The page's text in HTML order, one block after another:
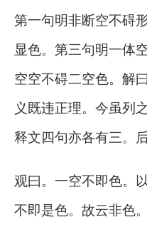
第一句明非断空不碍
显色。第三句明一体
空空不碍二空色。解
义既违正理。今虽列
释文四句亦各有三。
观曰。一空不即色。
不即是色。故云非色